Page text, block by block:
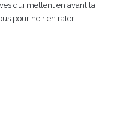
qui mettent en avant la
pour ne rien rater !